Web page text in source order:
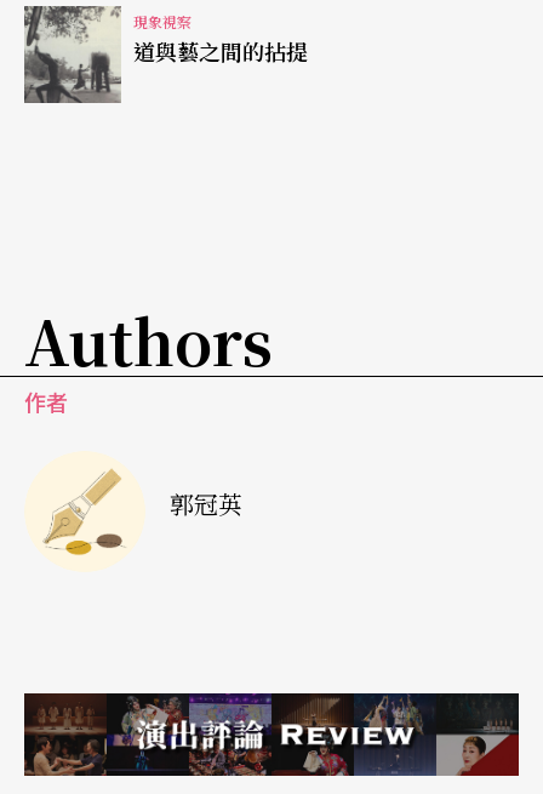
歐美有人將喜好這一類較爲特殊的音聲創作稱之爲
“mail-art music”（郵件藝術音樂）、形容這樣的
這一群散布在世界各地，自主出版發行自己實驗聲
響創作的人們當中，也有人多少有點反叛性地跨足
充滿home-made，home-recording非商業的自主
性風格。這是跨國托拉斯帝國企業所無法滲透的部
以順暢地發揮其創作天性而不受限，每個人都可以
是創作者。創作者愈不是一個冠冕，愈多人從事創
現象視察
道與藝之間的拈提
Authors
作者
郭冠英